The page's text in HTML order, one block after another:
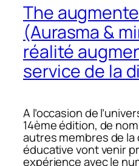
The
(Aurasma &
réalité
service de la
A l’occasion de
14ème édition, de
autres membres de
éducative vont venir
expérience avec le